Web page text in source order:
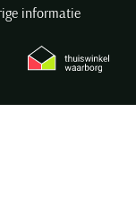
informatie